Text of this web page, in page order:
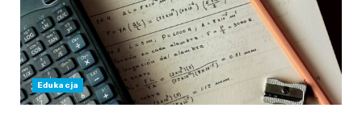
Edukacja